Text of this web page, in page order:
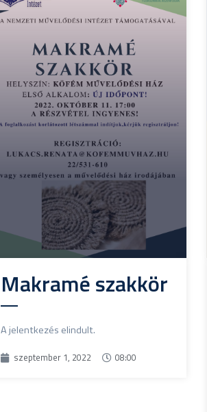
Makramé szakkör
A jelentkezés elindult.
szeptember 1, 2022 08:00